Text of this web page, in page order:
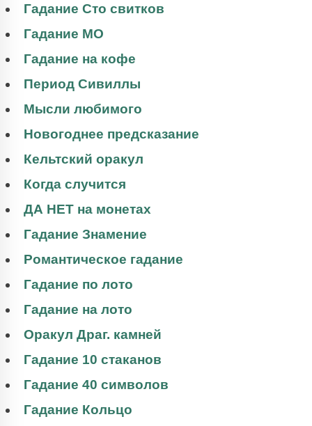
Гадание Сто свитков
Гадание МО
Гадание на кофе
Период Сивиллы
Мысли любимого
Новогоднее предсказание
Кельтский оракул
Когда случится
ДА НЕТ на монетах
Гадание Знамение
Романтическое гадание
Гадание по лото
Гадание на лото
Оракул Драг. камней
Гадание 10 стаканов
Гадание 40 символов
Гадание Кольцо